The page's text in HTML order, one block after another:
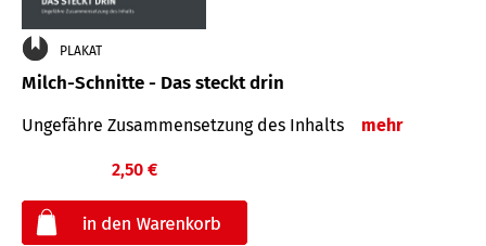
PLAKAT
Milch-Schnitte - Das steckt drin
Ungefähre Zu­sammen­setzung des Inhalts mehr
2,50 €